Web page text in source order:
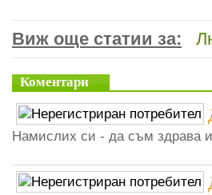
Виж още статии за:
Коментари
Намислих си - да съм здрава